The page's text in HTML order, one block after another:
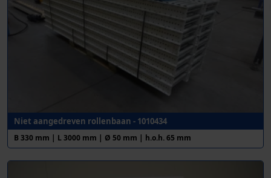
Niet aangedreven rollenbaan - 1010434
B 330 mm | L 3000 mm | Ø 50 mm | h.o.h. 65 mm